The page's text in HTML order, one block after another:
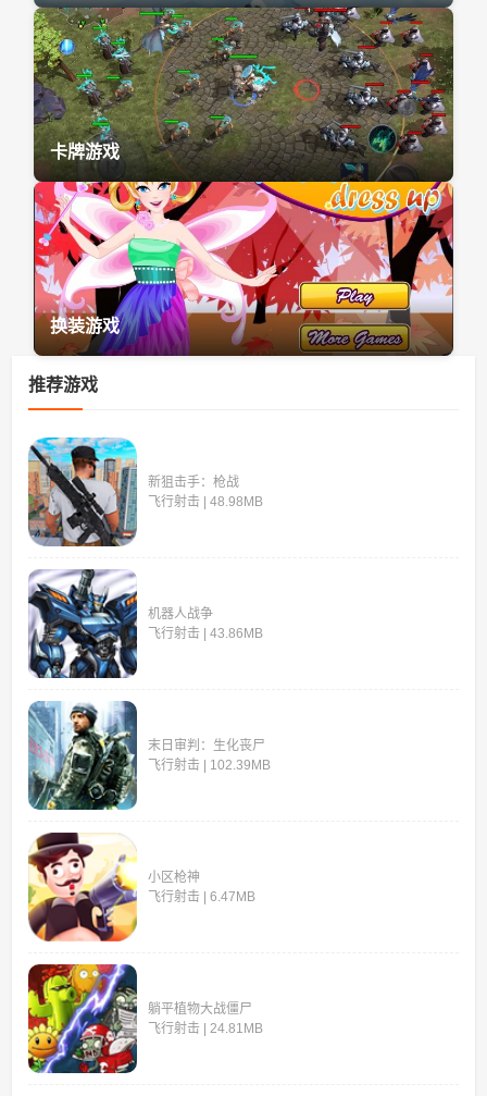
卡牌游戏
换装游戏
推荐游戏
新狙击手：枪战
飞行射击 | 48.98MB
机器人战争
飞行射击 | 43.86MB
末日审判：生化丧尸
飞行射击 | 102.39MB
小区枪神
飞行射击 | 6.47MB
躺平植物大战僵尸
飞行射击 | 24.81MB